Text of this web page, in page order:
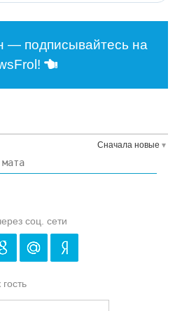
— подписывайтесь на
Сначала новые
соц. сети